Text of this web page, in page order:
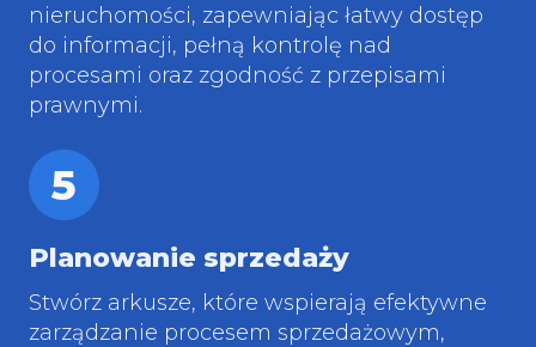
nieruchomości, zapewniając łatwy dostęp
do informacji, pełną kontrolę nad
procesami oraz zgodność z przepisami
prawnymi.
5
Planowanie sprzedaży
Stwórz arkusze, które wspierają efektywne
zarządzanie procesem sprzedażowym,